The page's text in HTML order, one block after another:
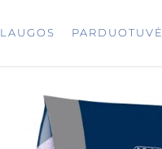
PARDUOTUVĖ